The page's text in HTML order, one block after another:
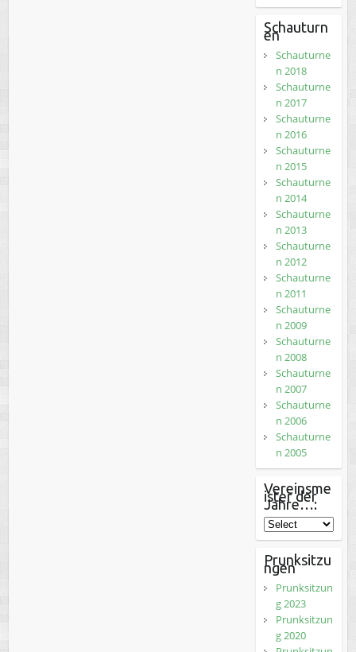
Schauturn
en
Schauturne
n 2018
Schauturne
n 2017
Schauturne
n 2016
Schauturne
n 2015
Schauturne
n 2014
Schauturne
n 2013
Schauturne
n 2012
Schauturne
n 2011
Schauturne
n 2009
Schauturne
n 2008
Schauturne
n 2007
Schauturne
n 2006
Schauturne
n 2005
Vereinsme
ister der
Jahre…:
Prunksitzu
ngen
Prunksitzun
g 2023
Prunksitzun
g 2020